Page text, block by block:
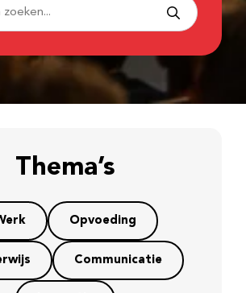
Thema’s
Opvoeding
Communicatie